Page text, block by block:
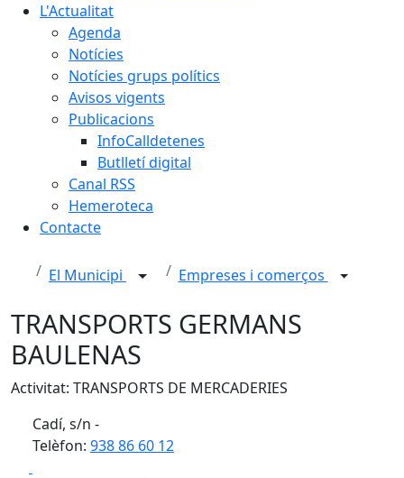
L'Actualitat
Agenda
Notícies
Notícies grups polítics
Avisos vigents
Publicacions
InfoCalldetenes
Butlletí digital
Canal RSS
Hemeroteca
Contacte
El Municipi Empreses i comerços
TRANSPORTS GERMANS
BAULENAS
Activitat: TRANSPORTS DE MERCADERIES
Cadí, s/n -
Telèfon: 938 86 60 12